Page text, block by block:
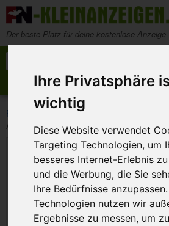
Ihre Privatsphäre
wichtig
Diese Website verwendet
Targeting Technologien, um
besseres Internet-Erlebnis
und die Werbung, die Sie
Ihre Bedürfnisse
Technologien nutzen wir
Ergebnisse zu messen, um
Zum Inhalt springen
Der beste Platz für deine kostenlose Anzeige
Anzeige aufgeben
FN-Kleinanzeigen >
Akupunkturmodell groß 70 cm